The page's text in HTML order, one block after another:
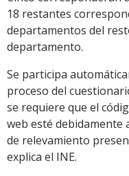
18 restantes
departamentos del
departamento.
Se participa
proceso del
se requiere que el
web esté debidamente
de relevamiento
explica el INE.